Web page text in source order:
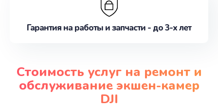
Гарантия на работы и запчасти - до 3-х лет
Стоимость услуг на ремонт и
обслуживание экшен-камер
DJI